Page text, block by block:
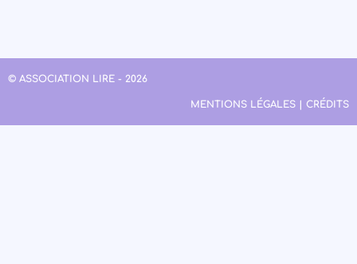
© ASSOCIATION LIRE - 2026
MENTIONS LÉGALES | CRÉDITS